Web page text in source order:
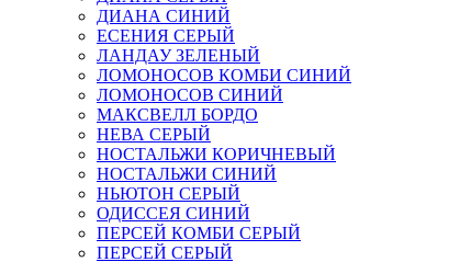
ДИАНА СИНИЙ
ЕСЕНИЯ СЕРЫЙ
ЛАНДАУ ЗЕЛЕНЫЙ
ЛОМОНОСОВ КОМБИ СИНИЙ
ЛОМОНОСОВ СИНИЙ
МАКСВЕЛЛ БОРДО
НЕВА СЕРЫЙ
НОСТАЛЬЖИ КОРИЧНЕВЫЙ
НОСТАЛЬЖИ СИНИЙ
НЬЮТОН СЕРЫЙ
ОДИССЕЯ СИНИЙ
ПЕРСЕЙ КОМБИ СЕРЫЙ
ПЕРСЕЙ СЕРЫЙ